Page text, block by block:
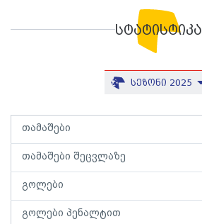
სტატისტიკა
სეზონი 2025
თამაშები
თამაშები შეცვლაზე
გოლები
გოლები პენალტით